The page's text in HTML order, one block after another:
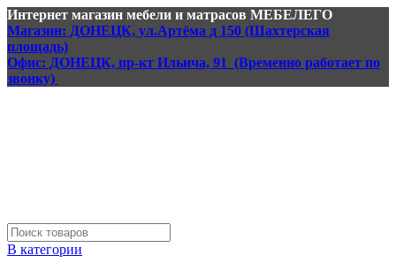
Интернет магазин мебели и матрасов МЕБЕЛЕГО
Магазин: ДОНЕЦК, ул.Артёма д 150 (Шахтерская
площадь)
Офис: ДОНЕЦК, пр-кт Ильича, 91 (Временно работает по
звонку)
В категории